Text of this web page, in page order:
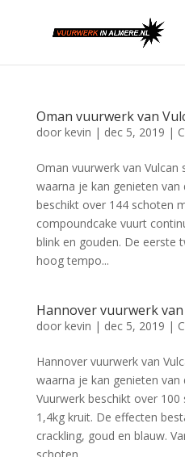
Oman vuurwerk van
door kevin | dec 5, 2019 |
Oman vuurwerk van Vulcan
waarna je kan genieten
beschikt over 144 schoten
compoundcake vuurt
blink en gouden. De eerste
hoog tempo...
Hannover vuurwerk van
door kevin | dec 5, 2019 |
Hannover vuurwerk van
waarna je kan genieten van
Vuurwerk beschikt over
1,4kg kruit. De effecten
crackling, goud en blauw.